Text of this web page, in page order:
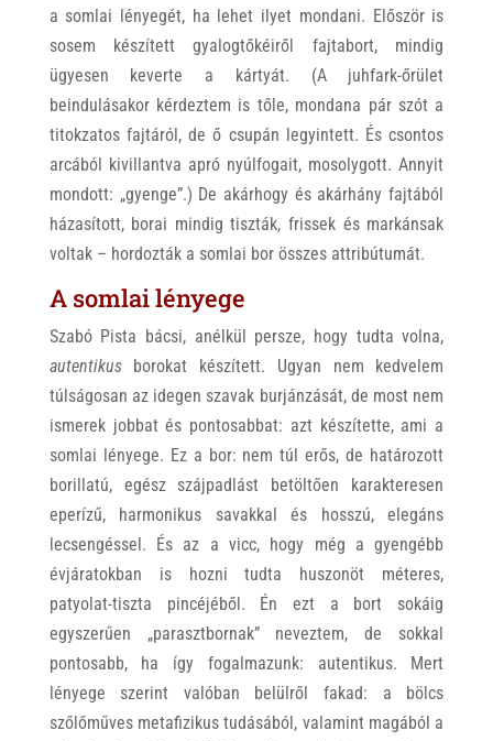
a somlai lényegét, ha lehet ilyet mondani. Először is
sosem készített gyalogtőkéiről fajtabort, mindig
ügyesen keverte a kártyát. (A juhfark-őrület
beindulásakor kérdeztem is tőle, mondana pár szót a
titokzatos fajtáról, de ő csupán legyintett. És csontos
arcából kivillantva apró nyúlfogait, mosolygott. Annyit
mondott: „gyenge”.) De akárhogy és akárhány fajtából
házasított, borai mindig tiszták, frissek és markánsak
voltak – hordozták a somlai bor összes attribútumát.
A somlai lényege
Szabó Pista bácsi, anélkül persze, hogy tudta volna,
autentikusborokat készített. Ugyan nem kedvelem
túlságosan az idegen szavak burjánzását, de most nem
ismerek jobbat és pontosabbat: azt készítette, ami a
somlai lényege. Ez a bor: nem túl erős, de határozott
borillatú, egész szájpadlást betöltően karakteresen
eperízű, harmonikus savakkal és hosszú, elegáns
lecsengéssel. És az a vicc, hogy még a gyengébb
évjáratokban is hozni tudta huszonöt méteres,
patyolat-tiszta pincéjéből. Én ezt a bort sokáig
egyszerűen „parasztbornak” neveztem, de sokkal
pontosabb, ha így fogalmazunk: autentikus. Mert
lényege szerint valóban belülről fakad: a bölcs
szőlőműves metafizikus tudásából, valamint magából a